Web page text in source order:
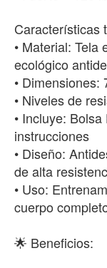
Características
• Material: Tela
ecológico
• Dimensiones:
• Niveles de
• Incluye:
instrucciones
• Diseño:
de alta
• Uso:
cuerpo
🌟 Beneficios: